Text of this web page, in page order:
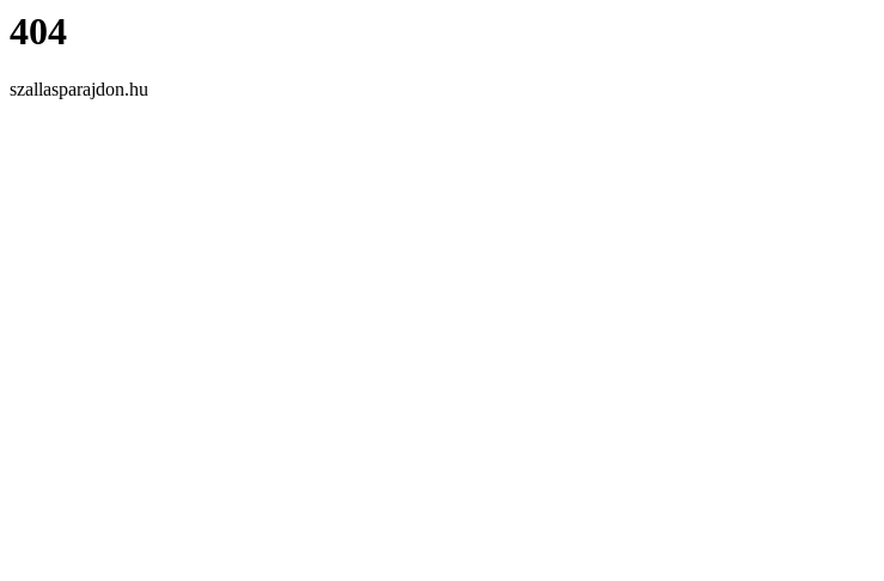
404
szallasparajdon.hu